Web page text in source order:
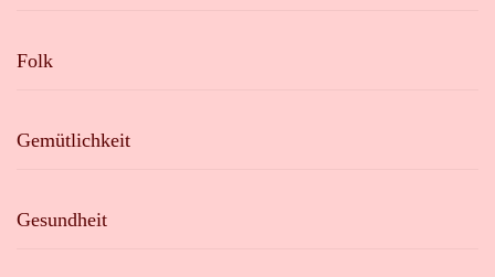
Folk
Gemütlichkeit
Gesundheit